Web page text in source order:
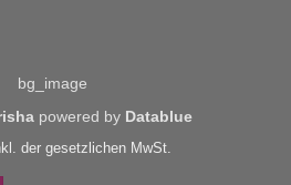
powered by Datablue
der gesetzlichen MwSt.